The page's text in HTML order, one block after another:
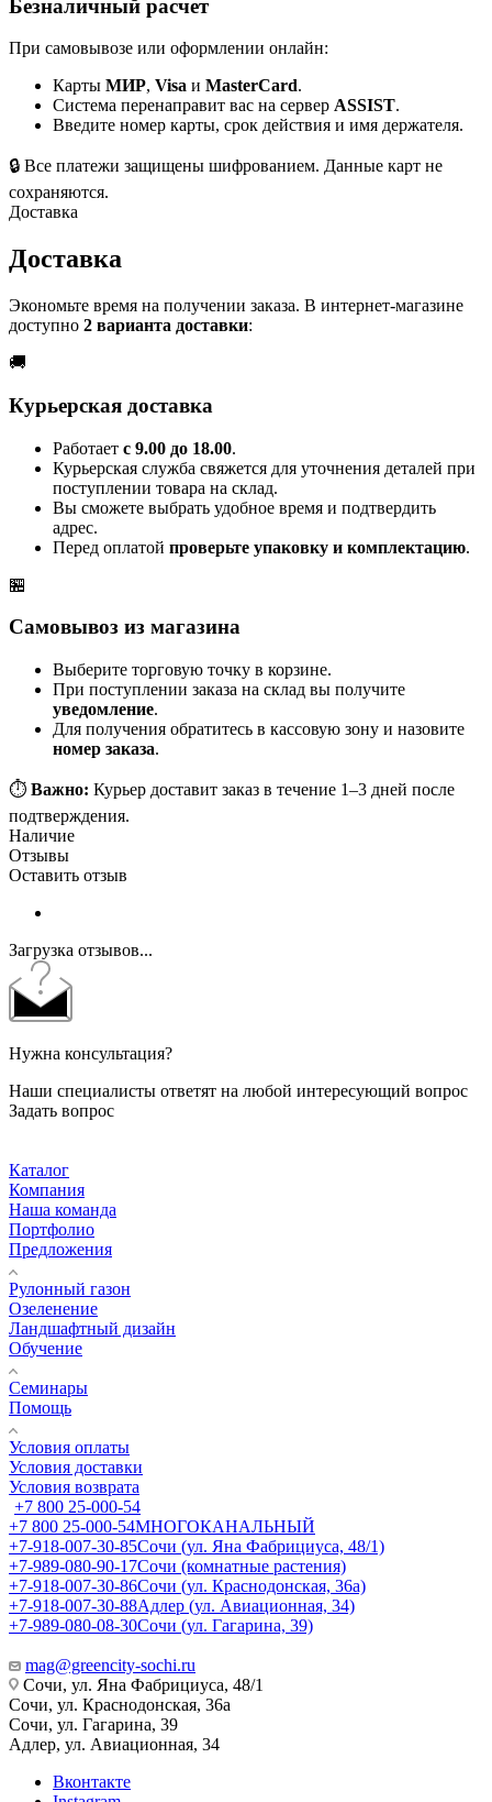
Безналичный расчет
При самовывозе или оформлении онлайн:
Карты МИР, Visa и MasterCard.
Система перенаправит вас на сервер ASSIST.
Введите номер карты, срок действия и имя держателя.
🔒 Все платежи защищены шифрованием. Данные карт не
сохраняются.
Доставка
Доставка
Экономьте время на получении заказа. В интернет-магазине
доступно 2 варианта доставки:
🚚
Курьерская доставка
Работает с 9.00 до 18.00.
Курьерская служба свяжется для уточнения деталей при
поступлении товара на склад.
Вы сможете выбрать удобное время и подтвердить
адрес.
Перед оплатой проверьте упаковку и комплектацию.
🏪
Самовывоз из магазина
Выберите торговую точку в корзине.
При поступлении заказа на склад вы получите
уведомление.
Для получения обратитесь в кассовую зону и назовите
номер заказа.
⏱️ Важно: Курьер доставит заказ в течение 1–3 дней после
подтверждения.
Наличие
Отзывы
Оставить отзыв
Загрузка отзывов...
Нужна консультация?
Наши специалисты ответят на любой интересующий вопрос
Задать вопрос
Каталог
Компания
Наша команда
Портфолио
Предложения
Рулонный газон
Озеленение
Ландшафтный дизайн
Обучение
Семинары
Помощь
Условия оплаты
Условия доставки
Условия возврата
+7 800 25-000-54
+7 800 25-000-54МНОГОКАНАЛЬНЫЙ
+7-918-007-30-85Сочи (ул. Яна Фабрициуса, 48/1)
+7-989-080-90-17Сочи (комнатные растения)
+7-918-007-30-86Сочи (ул. Краснодонская, 36а)
+7-918-007-30-88Адлер (ул. Авиационная, 34)
+7-989-080-08-30Сочи (ул. Гагарина, 39)
mag@greencity-sochi.ru
Сочи, ул. Яна Фабрициуса, 48/1
Сочи, ул. Краснодонская, 36а
Сочи, ул. Гагарина, 39
Адлер, ул. Авиационная, 34
Вконтакте